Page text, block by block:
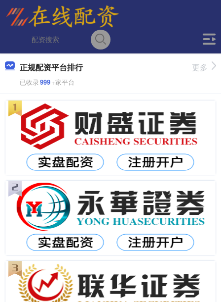
正规配资平台排行
已收录999+家平台
更多